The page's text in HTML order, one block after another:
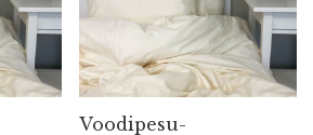
Voodi­pe­su­